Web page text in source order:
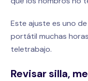
Este ajuste es uno
portátil muchas
teletrabajo.
Revisar silla,